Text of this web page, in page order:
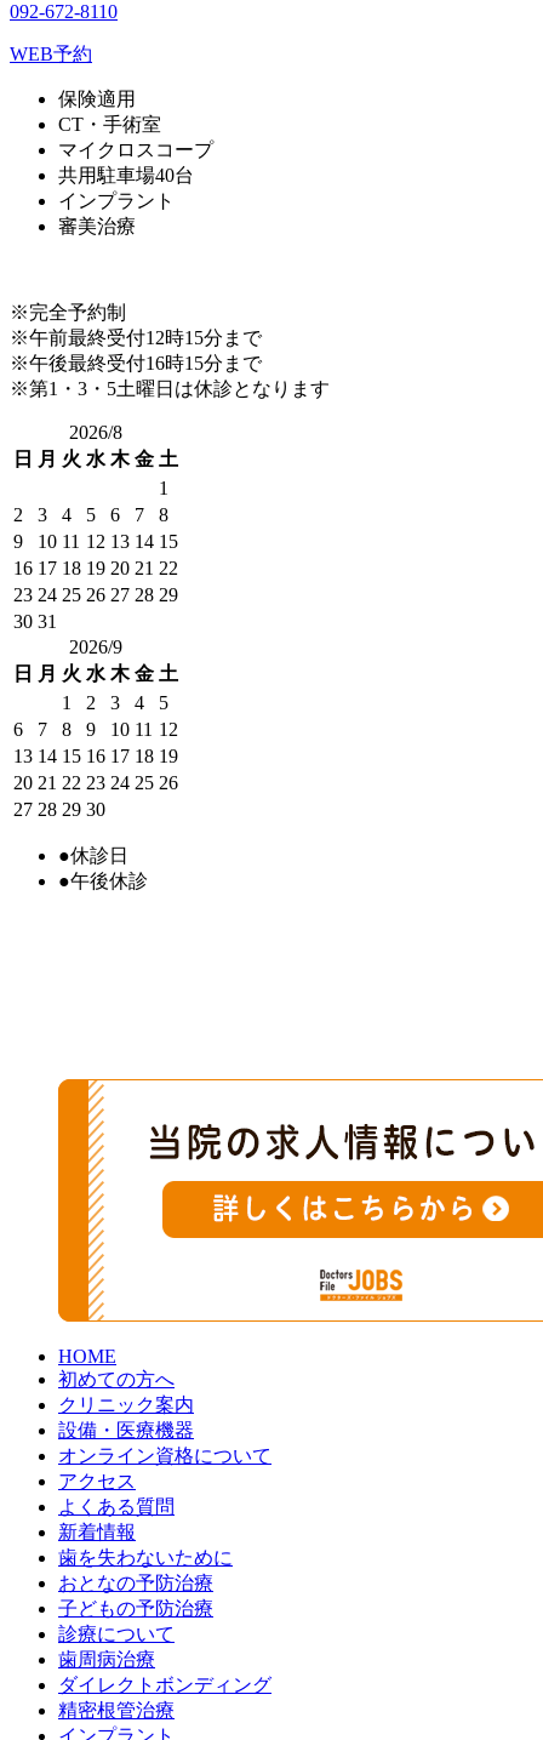
092-672-8110
WEB予約
保険適用
CT・手術室
マイクロスコープ
共用駐車場40台
インプラント
審美治療
※完全予約制
※午前最終受付12時15分まで
※午後最終受付16時15分まで
※第1・3・5土曜日は休診となります
2026/8
日 月 火 水 木 金 土
1
2
3 4 5 6 7
8
9
10 11 12 13 14 15
16 17 18 19 20 21 22
23 24 25 26 27 28 29
30 31
2026/9
日 月 火 水 木 金 土
1
2 3 4
5
6
7 8 9 10 11 12
13 14 15 16 17 18 19
20 21 22 23 24 25 26
27 28 29 30
●休診日
●午後休診
HOME
初めての方へ
クリニック案内
設備・医療機器
オンライン資格について
アクセス
よくある質問
新着情報
歯を失わないために
おとなの予防治療
子どもの予防治療
診療について
歯周病治療
ダイレクトボンディング
精密根管治療